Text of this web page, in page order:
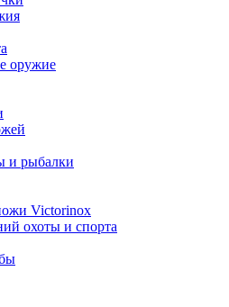
оружие
и рыбалки
Victorinox
охоты и спорта